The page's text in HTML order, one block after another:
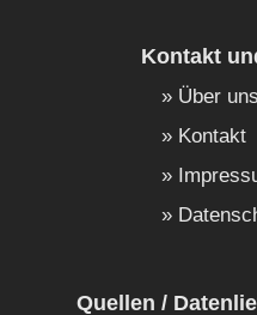
Kontakt
Über uns
Kontakt
Quellen /